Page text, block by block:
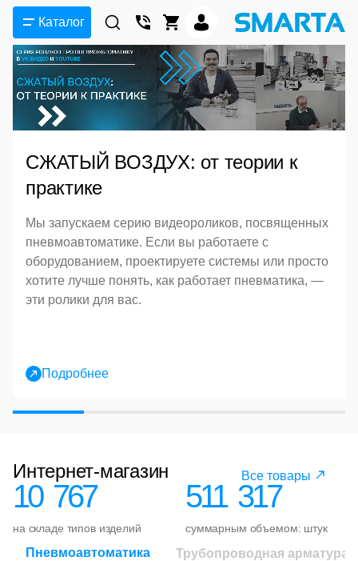
Каталог
СЖАТЫЙ ВОЗДУХ: от теории к
практике
Мы запускаем серию видеороликов, посвященных
пневмоавтоматике. Если вы работаете с
оборудованием, проектируете системы или просто
хотите лучше понять, как работает пневматика, —
эти ролики для вас.
Подробнее
Интернет-магазин Все товары
10 767
на складе типов изделий
511 317
суммарным объемом: штук
Пневмоавтоматика Трубопроводная арматура